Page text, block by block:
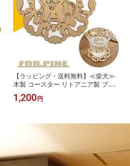
【ラッピング・送料無料】≪柴犬≫
木製 コースター リトアニア製 プレゼ
ント ギフト ラッピング おしゃれ か
わいい リトアニア 柴犬グッズ 柴犬
1,200 円